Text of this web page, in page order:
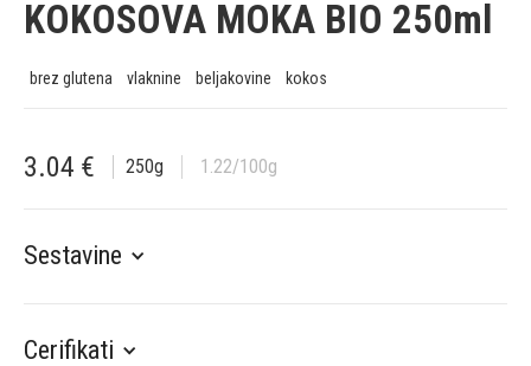
KOKOSOVA MOKA BIO 250ml
brez glutena vlaknine beljakovine kokos
3.04 € 250g 1.22/100g
Sestavine
Cerifikati